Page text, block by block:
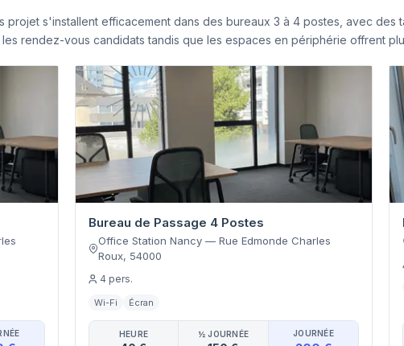
s'installent efficacement dans des bureaux 3 à 4 postes, avec des
rendez-vous candidats tandis que les espaces en périphérie offrent
Bureau de Passage 4 Postes
Office Station Nancy — Rue Edmonde Charles
Roux, 54000
4 pers.
Wi-Fi Écran
HEURE ½ JOURNÉE JOURNÉE